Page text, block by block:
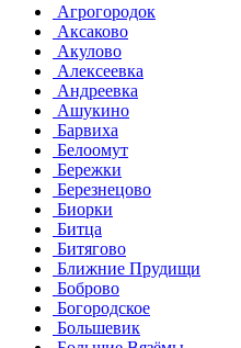
Агрогородок
Аксаково
Акулово
Алексеевка
Андреевка
Ашукино
Барвиха
Белоомут
Бережки
Березнецово
Биорки
Битца
Битягово
Ближние Прудищи
Боброво
Богородское
Большевик